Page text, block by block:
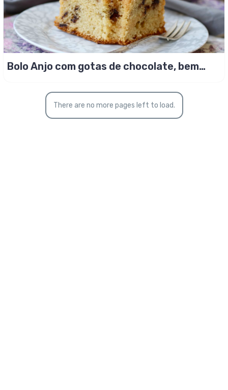
Bolo Anjo com gotas de chocolate, bem
There are no more pages left to load.